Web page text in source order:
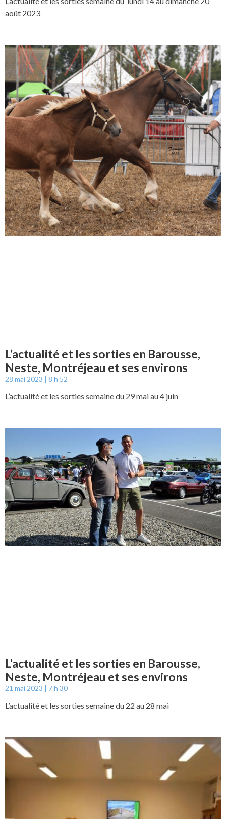
août 2023
L’actualité et les sorties en Barousse,
Neste, Montréjeau et ses environs
28 mai 2023 8 h 52
L’actualité et les sorties semaine du 29 mai au 4 juin
L’actualité et les sorties en Barousse,
Neste, Montréjeau et ses environs
21 mai 2023 7 h 30
L’actualité et les sorties semaine du 22 au 28 mai